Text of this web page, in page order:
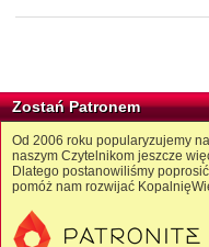
Zostań Patronem
Od 2006 roku popularyzujemy
naszym Czytelnikom jeszcze
Dlatego postanowiliśmy
pomóż nam rozwijać